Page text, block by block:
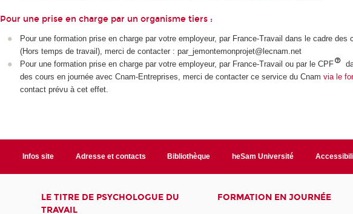
Pour une prise en charge par un organisme tiers :
Pour une formation prise en charge par votre employeur, par France-Travail dans le cadre des
(Hors temps de travail), merci de contacter : par_jemontemonprojet@lecnam.net
Pour une formation prise en charge par votre employeur, par France-Travail ou par le CPF
des cours en journée avec Cnam-Entreprises, merci de contacter ce service du Cnam via le
contact prévu à cet effet.
Infos site Adresse et contacts Bibliothèque heSam Université
LE TITRE DE PSYCHOLOGUE DU
TRAVAIL
FORMATION EN JOURNÉE